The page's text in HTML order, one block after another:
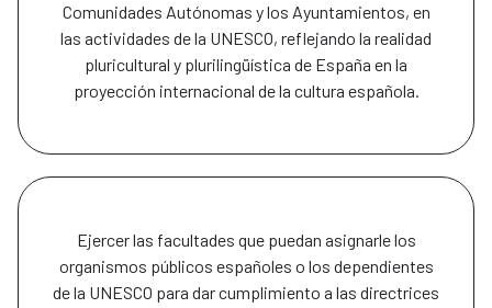
Comunidades Autónomas y los Ayuntamientos, en
las actividades de la UNESCO, reflejando la realidad
pluricultural y plurilingüística de España en la
proyección internacional de la cultura española.
Ejercer las facultades que puedan asignarle los
organismos públicos españoles o los dependientes
de la UNESCO para dar cumplimiento a las directrices